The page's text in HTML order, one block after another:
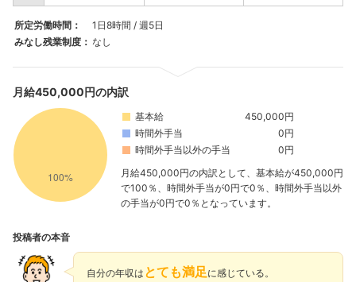
所定労働時間：
1日8時間 / 週5日
みなし残業制度： なし
月給450,000円の内訳
基本給
450,000円
時間外手当
0円
時間外手当以外の手当
0円
月給450,000円の内訳として、基本給が450,000円
で100％、時間外手当が0円で0％、時間外手当以外
の手当が0円で0％となっています。
投稿者の本音
自分の年収は とても満足 に感じている。